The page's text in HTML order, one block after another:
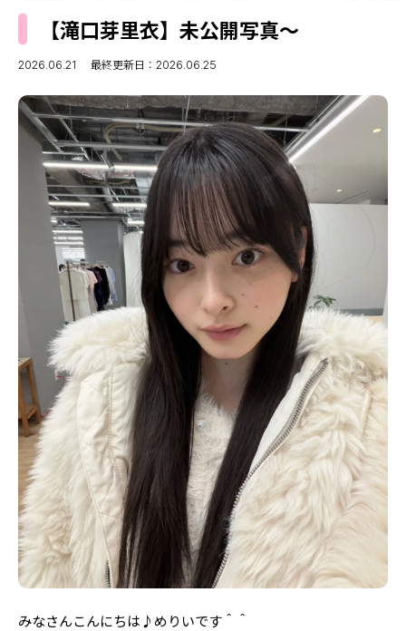
お悩み相談
TikTok
Instagram
YouTube
FORTUNE
ゲッターズ飯田
MISS SEVENTEEN
ミスセブンティーンニュース
MAGAZINE
バックナンバー
INFORMATION
Seventeen について
Follow us
ST member
新規会員登録・ログイン
【滝口芽里衣】未公開写真〜
2026.06.21 最終更新日：2026.06.25
みなさんこんにちは♪めりいです＾＾